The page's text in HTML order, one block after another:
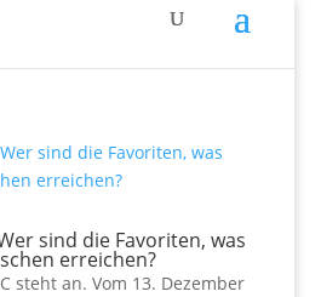
sind die Favoriten, was
erreichen?
steht an. Vom 13. Dezember